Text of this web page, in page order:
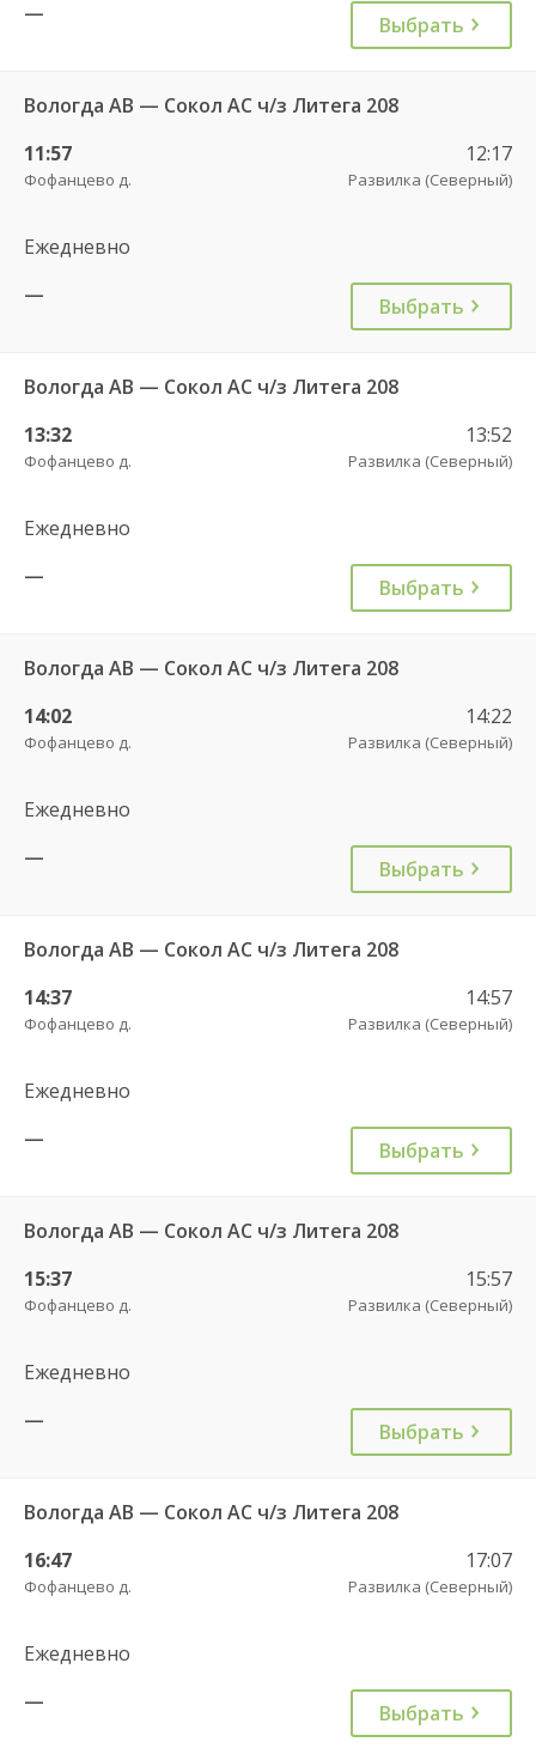
— Выбрать
Вологда АВ — Сокол АС ч/з Литега 208
11:57
Фофанцево д.
12:17
Развилка (Северный)
Ежедневно
—
Выбрать
Вологда АВ — Сокол АС ч/з Литега 208
13:32
Фофанцево д.
13:52
Развилка (Северный)
Ежедневно
—
Выбрать
Вологда АВ — Сокол АС ч/з Литега 208
14:02
Фофанцево д.
14:22
Развилка (Северный)
Ежедневно
—
Выбрать
Вологда АВ — Сокол АС ч/з Литега 208
14:37
Фофанцево д.
14:57
Развилка (Северный)
Ежедневно
—
Выбрать
Вологда АВ — Сокол АС ч/з Литега 208
15:37
Фофанцево д.
15:57
Развилка (Северный)
Ежедневно
—
Выбрать
Вологда АВ — Сокол АС ч/з Литега 208
16:47
Фофанцево д.
17:07
Развилка (Северный)
Ежедневно
—
Выбрать